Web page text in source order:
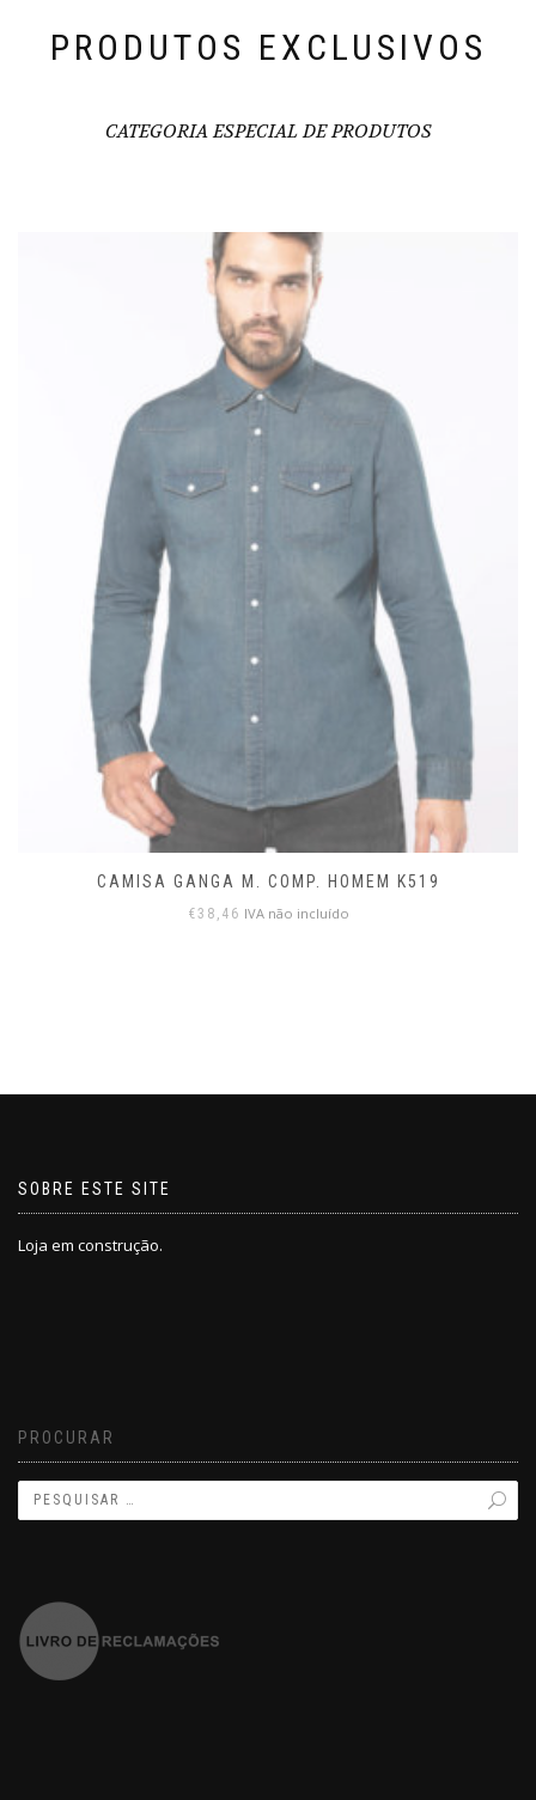
PRODUTOS EXCLUSIVOS
CATEGORIA ESPECIAL DE PRODUTOS
CAMISA GANGA M. COMP. HOMEM K519
€38,46 IVA não incluído
SOBRE ESTE SITE
Loja em construção.
PROCURAR